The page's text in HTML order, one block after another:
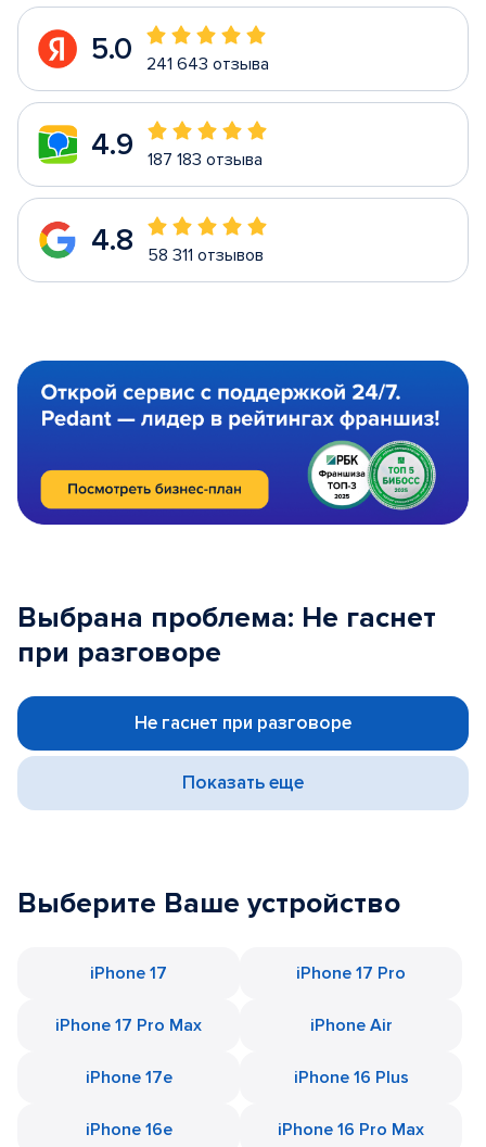
5.0 241 643 отзыва
4.9 187 183 отзыва
4.8 58 311 отзывов
Выбрана проблема: Не гаснет
при разговоре
Не гаснет при разговоре
Показать еще
Выберите Ваше устройство
iPhone 17 iPhone 17 Pro
iPhone 17 Pro Max iPhone Air
iPhone 17e iPhone 16 Plus
iPhone 16e iPhone 16 Pro Max